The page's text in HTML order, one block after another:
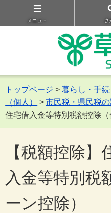
メニュ－ さ
トップページ >暮らし・手続
（個人）
>市民税・県民税
住宅借入金等特別税額控除（
【税額控除
入金等特別税
ーン控除）